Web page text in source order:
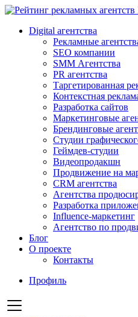
Digital агентства
Рекламные
SEO компании
SMM Агентства
PR агентства
Таргетированная
Контекстная
Разработка сайтов
Маркетинговые
Брендинговые
Студии
Геймдев-студии
Видеопродакшн
Продвижение на
CRM агентства
Агентства
Разработка
Influence-маркетинг
Агентство по
Блог
О проекте
Контакты
Профиль